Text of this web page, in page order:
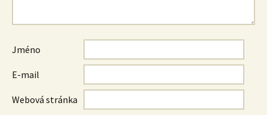
Jméno
E-mail
Webová stránka